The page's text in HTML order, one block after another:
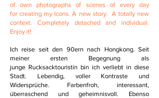
of own photographs of scenes of every day
for creating my Icons. A new story. A totally new
context. Completely detached and individual.
Enjoy it!
Ich reise seit den 90ern nach Hongkong. Seit
meiner ersten Begegnung als
junge Rucksacktouristin bin ich verliebt in diese
Stadt. Lebendig, voller Kontraste und
Widersprüche. Farbenfroh, interessant,
überraschend und geheimnisvoll. Ebenso